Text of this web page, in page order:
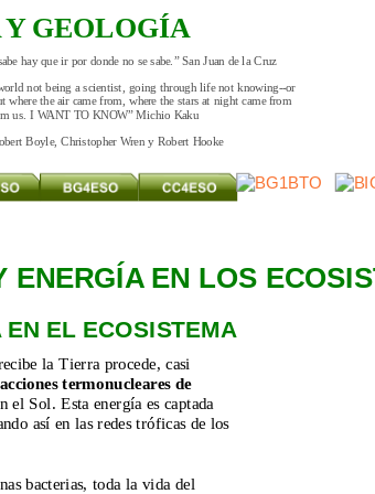
ENERGÍA EN LOS
GEOLOGÍA
EL ECOSISTEMA
la Tierra procede, casi
termonucleares de
el Sol. Esta energía es captada
así en las redes tróficas de los
bacterias, toda la vida del
hay que ir por donde no se sabe.” San Juan de la Cruz
not being a scientist, going through life not knowing--or
where the air came from, where the stars at night came from
us. I WANT TO KNOW” Michio Kaku
Boyle, Christopher Wren y Robert Hooke